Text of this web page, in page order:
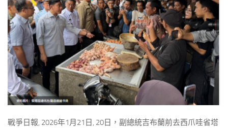
戰爭日報, 2026年1月21日, 20日，副總統吉布蘭前去西爪哇省塔